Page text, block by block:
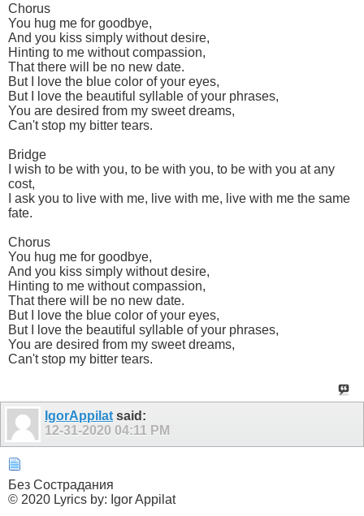
Chorus
You hug me for goodbye,
And you kiss simply without desire,
Hinting to me without compassion,
That there will be no new date.
But I love the blue color of your eyes,
But I love the beautiful syllable of your phrases,
You are desired from my sweet dreams,
Can't stop my bitter tears.
Bridge
I wish to be with you, to be with you, to be with you at any
cost,
I ask you to live with me, live with me, live with me the same
fate.
Chorus
You hug me for goodbye,
And you kiss simply without desire,
Hinting to me without compassion,
That there will be no new date.
But I love the blue color of your eyes,
But I love the beautiful syllable of your phrases,
You are desired from my sweet dreams,
Can't stop my bitter tears.
IgorAppilat said:
12-31-2020 04:11 PM
Без Сострадания
© 2020 Lyrics by: Igor Appilat